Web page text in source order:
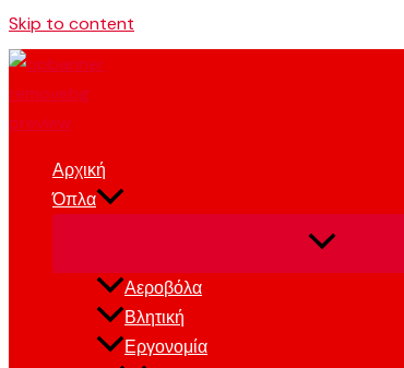
Skip to content
Αρχική
Όπλα
Αεροβόλα
Βλητική
Εργονομία